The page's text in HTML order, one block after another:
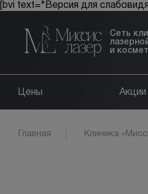
[bvi text="Версия для
Сеть
и
Цены Акции
Главная Клиника